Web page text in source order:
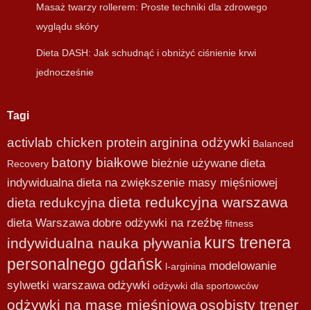
Masaż twarzy rollerem: Proste techniki dla zdrowego
wyglądu skóry
Dieta DASH: Jak schudnąć i obniżyć ciśnienie krwi
jednocześnie
Tagi
activlab chicken protein arginina odżywki Balanced
Recovery batony białkowe bieżnie używane dieta
indywidualna dieta na zwiększenie masy mięśniowej
dieta redukcyjna dieta redukcyjna warszawa
dieta Warszawa dobre odżywki na rzeźbę fitness
indywidualna nauka pływania kurs trenera
personalnego gdańsk l-arginina modelowanie
sylwetki warszawa odżywki odżywki dla sportowców
odżywki na masę mięśniowąosobisty trener